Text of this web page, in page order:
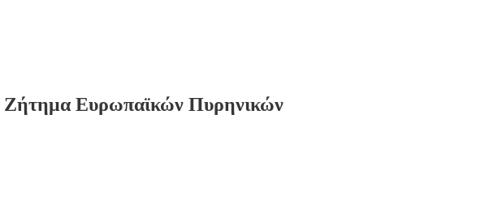
Ζήτημα Ευρωπαϊκών Πυρηνικών